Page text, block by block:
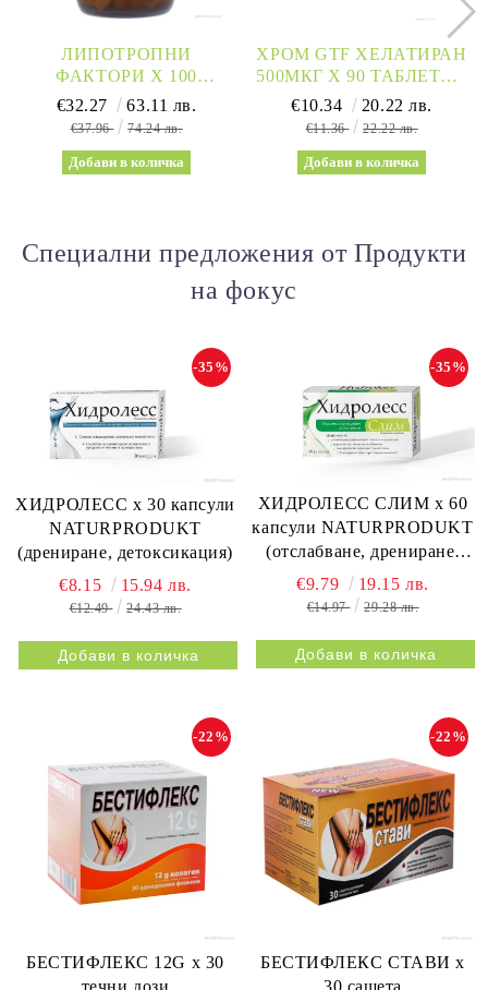
ЛИПОТРОПНИ
ФАКТОРИ Х 100
ТАБЛЕТКИ СОЛГАР |
LIPOTROPIC FACTORS
€32.27 63.11 лв.
€37.96 74.24 лв.
ХРОМ GTF ХЕЛАТИРАН
500МКГ Х 90 ТАБЛЕТКИ
NATURAL FACTORS |
CHROMIUM
€10.34 20.22 лв.
€11.36 22.22 лв.
Специални предложения от Продукти
на фокус
ХИДРОЛЕСС х 30 капсули
NATURPRODUKT
(дрениране, детоксикация)
-35%
€8.15 15.94 лв.
€12.49 24.43 лв.
ХИДРОЛЕСС СЛИМ х 60
капсули NATURPRODUKT
(отслабване, дрениране,
метаболизъм)
-35%
€9.79 19.15 лв.
€14.97 29.28 лв.
БЕСТИФЛЕКС 12G х 30
течни дози
-22%
БЕСТИФЛЕКС СТАВИ х
30 сашета
-22%